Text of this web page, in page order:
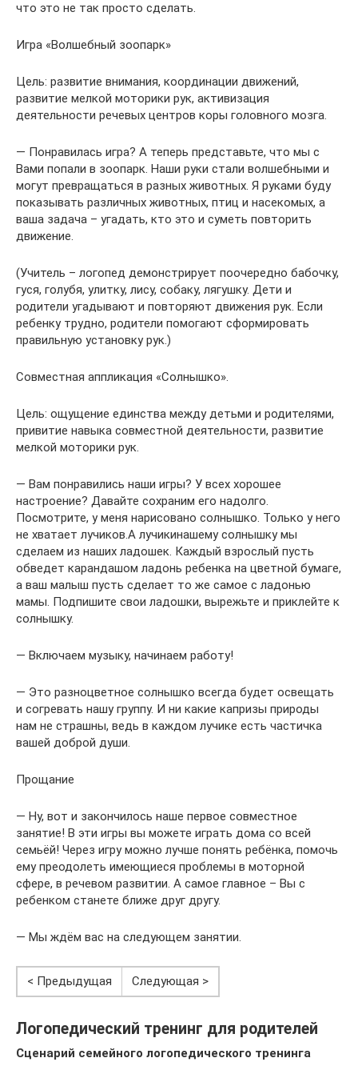
что это не так просто сделать.
Игра «Волшебный зоопарк»
Цель: развитие внимания, координации движений,
развитие мелкой моторики рук, активизация
деятельности речевых центров коры головного мозга.
— Понравилась игра? А теперь представьте, что мы с
Вами попали в зоопарк. Наши руки стали волшебными и
могут превращаться в разных животных. Я руками буду
показывать различных животных, птиц и насекомых, а
ваша задача – угадать, кто это и суметь повторить
движение.
(Учитель – логопед демонстрирует поочередно бабочку,
гуся, голубя, улитку, лису, собаку, лягушку. Дети и
родители угадывают и повторяют движения рук. Если
ребенку трудно, родители помогают сформировать
правильную установку рук.)
Совместная аппликация «Солнышко».
Цель: ощущение единства между детьми и родителями,
привитие навыка совместной деятельности, развитие
мелкой моторики рук.
— Вам понравились наши игры? У всех хорошее
настроение? Давайте сохраним его надолго.
Посмотрите, у меня нарисовано солнышко. Только у него
не хватает лучиков.А лучикинашему солнышку мы
сделаем из наших ладошек. Каждый взрослый пусть
обведет карандашом ладонь ребенка на цветной бумаге,
а ваш малыш пусть сделает то же самое с ладонью
мамы. Подпишите свои ладошки, вырежьте и приклейте к
солнышку.
— Включаем музыку, начинаем работу!
— Это разноцветное солнышко всегда будет освещать
и согревать нашу группу. И ни какие капризы природы
нам не страшны, ведь в каждом лучике есть частичка
вашей доброй души.
Прощание
— Ну, вот и закончилось наше первое совместное
занятие! В эти игры вы можете играть дома со всей
семьёй! Через игру можно лучше понять ребёнка, помочь
ему преодолеть имеющиеся проблемы в моторной
сфере, в речевом развитии. А самое главное – Вы с
ребенком станете ближе друг другу.
— Мы ждём вас на следующем занятии.
< Предыдущая Следующая >
Логопедический тренинг для родителей
Сценарий семейного логопедического тренинга